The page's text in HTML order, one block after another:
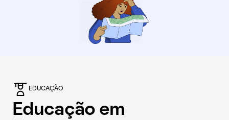
EDUCAÇÃO
Educação em